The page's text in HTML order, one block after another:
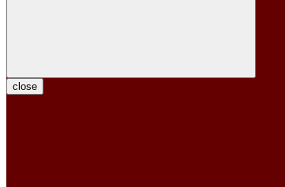
close